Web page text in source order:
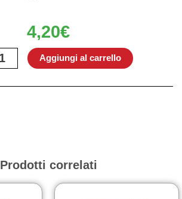
4,20€
Aggiungi al carrello
Prodotti correlati